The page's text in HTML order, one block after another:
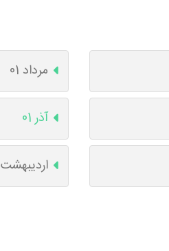
مرداد 01
آذر 01
اردیبهشت 02